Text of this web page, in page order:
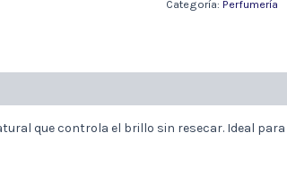
310
12
Categoría: Perfumería
que controla el brillo sin resecar. Ideal